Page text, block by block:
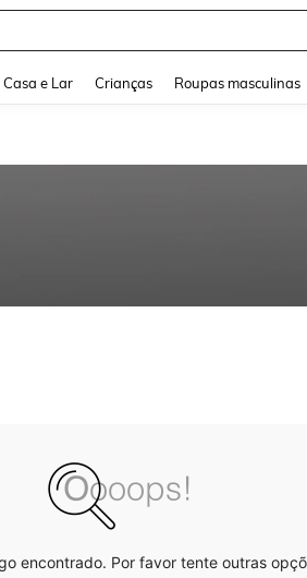
Casa e Lar Crianças Roupas masculinas
encontrado. Por favor tente outras